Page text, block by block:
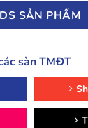
SẢN PHẨM
sàn TMĐT